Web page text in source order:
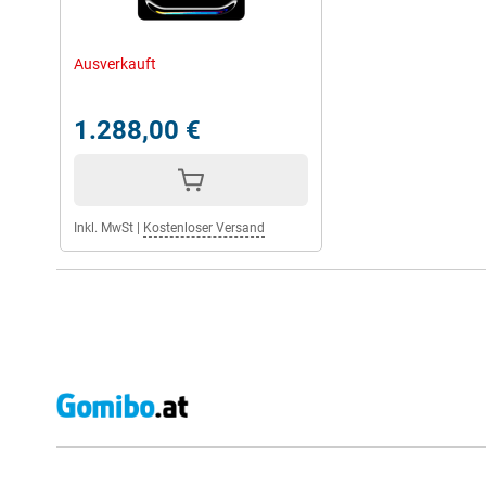
Ausverkauft
1.288,00 €
Inkl. MwSt Kostenloser Versand